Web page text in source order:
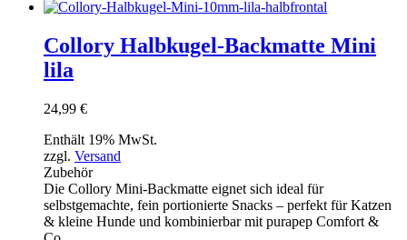
Collory Halbkugel-Backmatte Mini
lila
24,99 €
Enthält 19% MwSt.
zzgl. Versand
Zubehör
Die Collory Mini-Backmatte eignet sich ideal für
selbstgemachte, fein portionierte Snacks – perfekt für Katzen
& kleine Hunde und kombinierbar mit purapep Comfort &